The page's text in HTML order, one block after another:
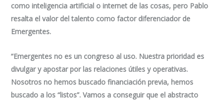
como inteligencia artificial o internet de las cosas, pero Pablo
resalta el valor del talento como factor diferenciador de
Emergentes.
“Emergentes no es un congreso al uso. Nuestra prioridad es
divulgar y apostar por las relaciones útiles y operativas.
Nosotros no hemos buscado financiación previa, hemos
buscado a los “listos”. Vamos a conseguir que el abstracto